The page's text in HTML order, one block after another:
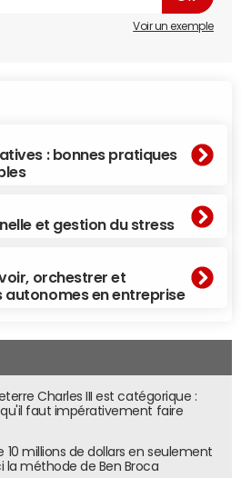
Voir un exemple
: bonnes pratiques
et gestion du stress
orchestrer et
autonomes en entreprise
Charles III est catégorique :
faut impérativement faire
10 millions de dollars en seulement
la méthode de Ben Broca